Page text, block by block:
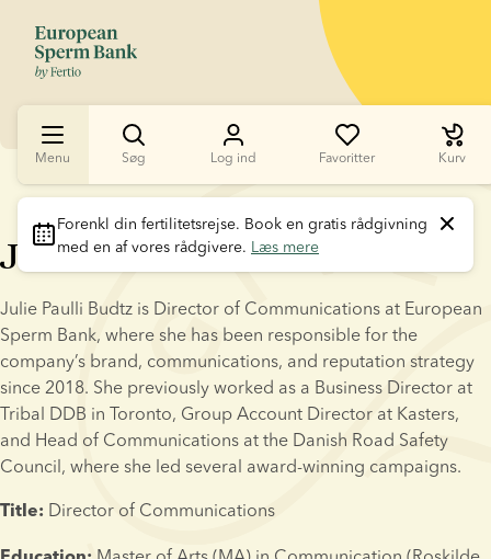
Menu Søg Log ind Favoritter Kurv
Forenkl din fertilitetsrejse. Book en gratis rådgivning
med en af vores rådgivere. Læs mere
Julie Paulli Budtz
Julie Paulli Budtz is Director of Communications at European
Sperm Bank, where she has been responsible for the
company’s brand, communications, and reputation strategy
since 2018. She previously worked as a Business Director at
Tribal DDB in Toronto, Group Account Director at Kasters,
and Head of Communications at the Danish Road Safety
Council, where she led several award-winning campaigns.
Title: Director of Communications